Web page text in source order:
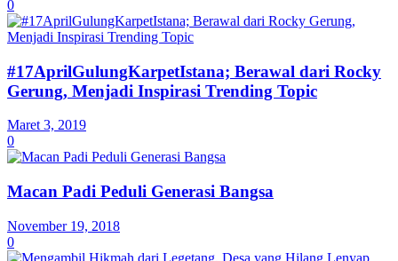
0
#17AprilGulungKarpetIstana; Berawal dari Rocky
Gerung, Menjadi Inspirasi Trending Topic
Maret 3, 2019
0
Macan Padi Peduli Generasi Bangsa
November 19, 2018
0